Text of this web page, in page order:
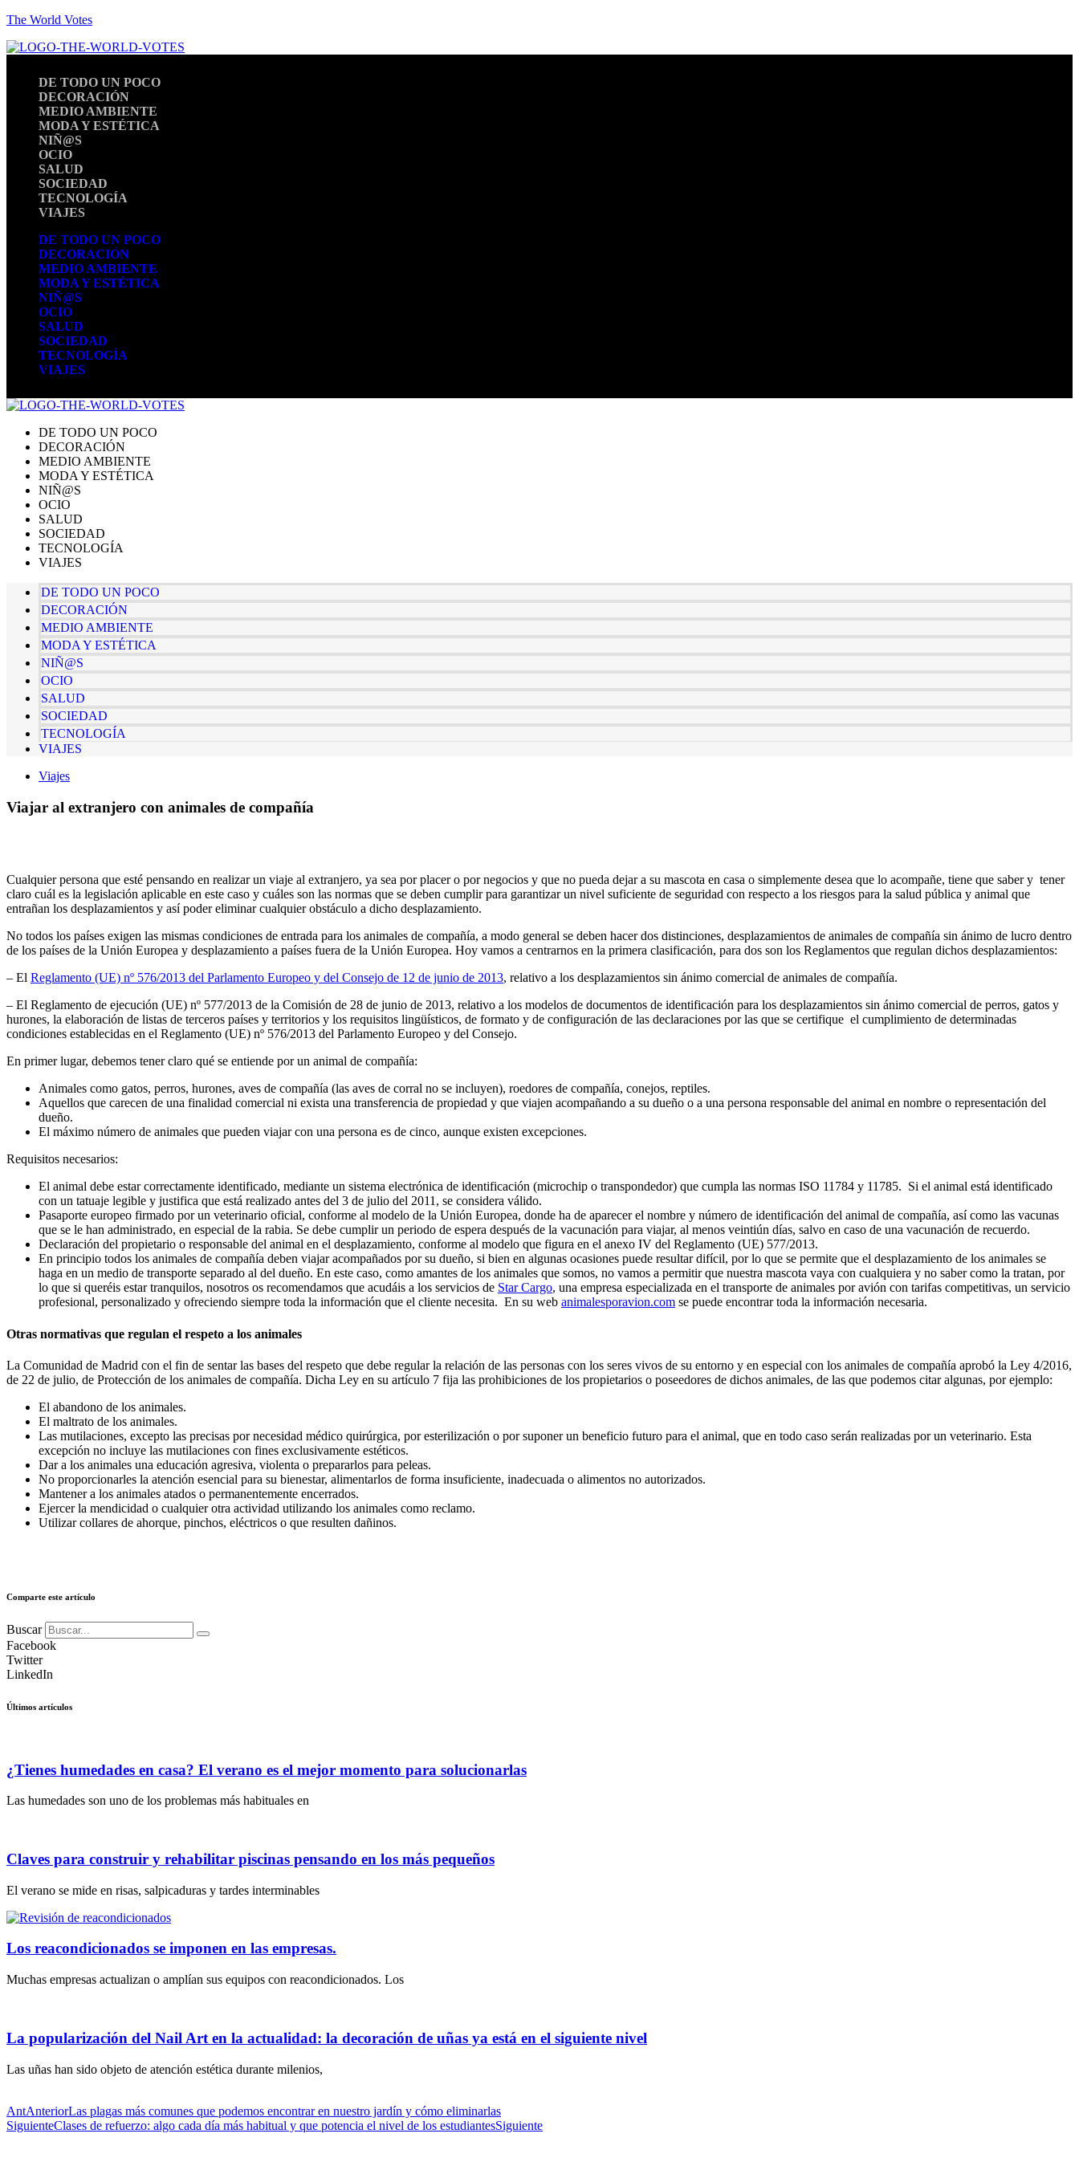
The World Votes
DE TODO UN POCO
DECORACIÓN
MEDIO AMBIENTE
MODA Y ESTÉTICA
NIÑ@S
OCIO
SALUD
SOCIEDAD
TECNOLOGÍA
VIAJES
DE TODO UN POCO
DECORACIÓN
MEDIO AMBIENTE
MODA Y ESTÉTICA
NIÑ@S
OCIO
SALUD
SOCIEDAD
TECNOLOGÍA
VIAJES
DE TODO UN POCO
DECORACIÓN
MEDIO AMBIENTE
MODA Y ESTÉTICA
NIÑ@S
OCIO
SALUD
SOCIEDAD
TECNOLOGÍA
VIAJES
DE TODO UN POCO
DECORACIÓN
MEDIO AMBIENTE
MODA Y ESTÉTICA
NIÑ@S
OCIO
SALUD
SOCIEDAD
TECNOLOGÍA
VIAJES
Viajes
Viajar al extranjero con animales de compañía
Cualquier persona que esté pensando en realizar un viaje al extranjero, ya sea por placer o por negocios y que no pueda dejar a su mascota en casa o simplemente desea que lo acompañe, tiene que saber y tener
claro cuál es la legislación aplicable en este caso y cuáles son las normas que se deben cumplir para garantizar un nivel suficiente de seguridad con respecto a los riesgos para la salud pública y animal que
entrañan los desplazamientos y así poder eliminar cualquier obstáculo a dicho desplazamiento.
No todos los países exigen las mismas condiciones de entrada para los animales de compañía, a modo general se deben hacer dos distinciones, desplazamientos de animales de compañía sin ánimo de lucro dentro
de los países de la Unión Europea y desplazamiento a países fuera de la Unión Europea. Hoy vamos a centrarnos en la primera clasificación, para dos son los Reglamentos que regulan dichos desplazamientos:
– El Reglamento (UE) nº 576/2013 del Parlamento Europeo y del Consejo de 12 de junio de 2013, relativo a los desplazamientos sin ánimo comercial de animales de compañía.
– El Reglamento de ejecución (UE) nº 577/2013 de la Comisión de 28 de junio de 2013, relativo a los modelos de documentos de identificación para los desplazamientos sin ánimo comercial de perros, gatos y
hurones, la elaboración de listas de terceros países y territorios y los requisitos lingüísticos, de formato y de configuración de las declaraciones por las que se certifique el cumplimiento de determinadas
condiciones establecidas en el Reglamento (UE) nº 576/2013 del Parlamento Europeo y del Consejo.
En primer lugar, debemos tener claro qué se entiende por un animal de compañía:
Animales como gatos, perros, hurones, aves de compañía (las aves de corral no se incluyen), roedores de compañía, conejos, reptiles.
Aquellos que carecen de una finalidad comercial ni exista una transferencia de propiedad y que viajen acompañando a su dueño o a una persona responsable del animal en nombre o representación del
dueño.
El máximo número de animales que pueden viajar con una persona es de cinco, aunque existen excepciones.
Requisitos necesarios:
El animal debe estar correctamente identificado, mediante un sistema electrónica de identificación (microchip o transpondedor) que cumpla las normas ISO 11784 y 11785. Si el animal está identificado
con un tatuaje legible y justifica que está realizado antes del 3 de julio del 2011, se considera válido.
Pasaporte europeo firmado por un veterinario oficial, conforme al modelo de la Unión Europea, donde ha de aparecer el nombre y número de identificación del animal de compañía, así como las vacunas
que se le han administrado, en especial de la rabia. Se debe cumplir un periodo de espera después de la vacunación para viajar, al menos veintiún días, salvo en caso de una vacunación de recuerdo.
Declaración del propietario o responsable del animal en el desplazamiento, conforme al modelo que figura en el anexo IV del Reglamento (UE) 577/2013.
En principio todos los animales de compañía deben viajar acompañados por su dueño, si bien en algunas ocasiones puede resultar difícil, por lo que se permite que el desplazamiento de los animales se
haga en un medio de transporte separado al del dueño. En este caso, como amantes de los animales que somos, no vamos a permitir que nuestra mascota vaya con cualquiera y no saber como la tratan, por
lo que si queréis estar tranquilos, nosotros os recomendamos que acudáis a los servicios de Star Cargo, una empresa especializada en el transporte de animales por avión con tarifas competitivas, un servicio
profesional, personalizado y ofreciendo siempre toda la información que el cliente necesita. En su web animalesporavion.com se puede encontrar toda la información necesaria.
Otras normativas que regulan el respeto a los animales
La Comunidad de Madrid con el fin de sentar las bases del respeto que debe regular la relación de las personas con los seres vivos de su entorno y en especial con los animales de compañía aprobó la Ley 4/2016,
de 22 de julio, de Protección de los animales de compañía. Dicha Ley en su artículo 7 fija las prohibiciones de los propietarios o poseedores de dichos animales, de las que podemos citar algunas, por ejemplo:
El abandono de los animales.
El maltrato de los animales.
Las mutilaciones, excepto las precisas por necesidad médico quirúrgica, por esterilización o por suponer un beneficio futuro para el animal, que en todo caso serán realizadas por un veterinario. Esta
excepción no incluye las mutilaciones con fines exclusivamente estéticos.
Dar a los animales una educación agresiva, violenta o prepararlos para peleas.
No proporcionarles la atención esencial para su bienestar, alimentarlos de forma insuficiente, inadecuada o alimentos no autorizados.
Mantener a los animales atados o permanentemente encerrados.
Ejercer la mendicidad o cualquier otra actividad utilizando los animales como reclamo.
Utilizar collares de ahorque, pinchos, eléctricos o que resulten dañinos.
Comparte este artículo
Buscar
Facebook
Twitter
LinkedIn
Últimos artículos
¿Tienes humedades en casa? El verano es el mejor momento para solucionarlas
Las humedades son uno de los problemas más habituales en
Claves para construir y rehabilitar piscinas pensando en los más pequeños
El verano se mide en risas, salpicaduras y tardes interminables
Los reacondicionados se imponen en las empresas.
Muchas empresas actualizan o amplían sus equipos con reacondicionados. Los
La popularización del Nail Art en la actualidad: la decoración de uñas ya está en el siguiente nivel
Las uñas han sido objeto de atención estética durante milenios,
AntAnteriorLas plagas más comunes que podemos encontrar en nuestro jardín y cómo eliminarlas
SiguienteClases de refuerzo: algo cada día más habitual y que potencia el nivel de los estudiantesSiguiente